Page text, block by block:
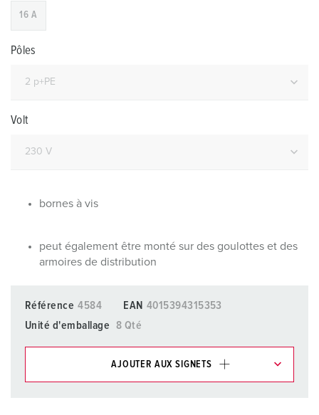
16 A
Pôles
Volt
bornes à vis
peut également être monté sur des goulottes et des
armoires de distribution
Référence 4584 EAN 4015394315353
Unité d'emballage
8 Qté
AJOUTER AUX SIGNETS